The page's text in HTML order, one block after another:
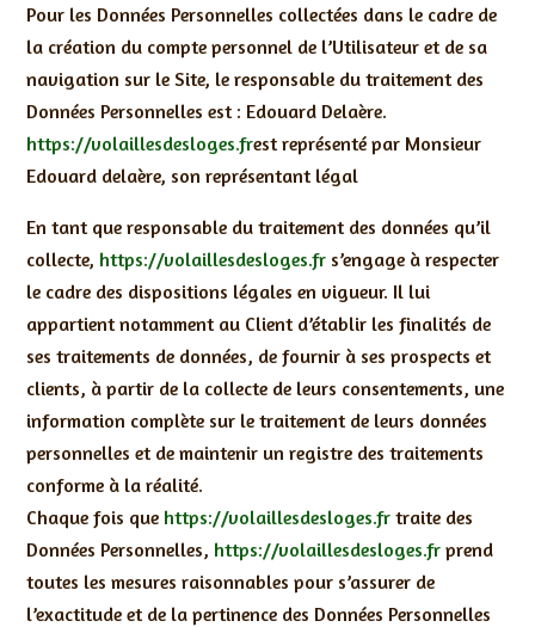
Pour les Données Personnelles collectées dans le cadre de
la création du compte personnel de l’Utilisateur et de sa
navigation sur le Site, le responsable du traitement des
Données Personnelles est : Edouard Delaère.
https://volaillesdesloges.frest représenté par Monsieur
Edouard delaère, son représentant légal
En tant que responsable du traitement des données qu’il
collecte, https://volaillesdesloges.frs’engage à respecter
le cadre des dispositions légales en vigueur. Il lui
appartient notamment au Client d’établir les finalités de
ses traitements de données, de fournir à ses prospects et
clients, à partir de la collecte de leurs consentements, une
information complète sur le traitement de leurs données
personnelles et de maintenir un registre des traitements
conforme à la réalité.
Chaque fois que https://volaillesdesloges.frtraite des
Données Personnelles, https://volaillesdesloges.frprend
toutes les mesures raisonnables pour s’assurer de
l’exactitude et de la pertinence des Données Personnelles